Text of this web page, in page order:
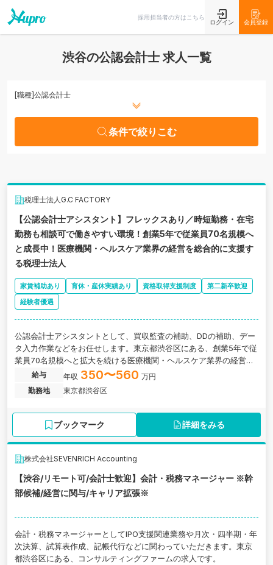
採用担当者の方はこちら
ログイン 会員登録
渋谷の公認会計士 求人一覧
[職種]公認会計士
条件で絞りこむ
税理士法人G.C FACTORY
【公認会計士アシスタント】フレックスあり／時短勤務・在宅
勤務も相談可で働きやすい環境！創業5年で従業員70名規模へ
と成長中！医療機関・ヘルスケア業界の経営を総合的に支援す
る税理士法人
家賃補助あり 育休・産休実績あり 資格取得支援制度
第二新卒歓迎
経験者優遇
公認会計士アシスタントとして、買収監査の補助、DDの補助、デー
タ入力作業などをお任せします。東京都渋谷区にある、創業5年で従
業員70名規模へと拡大を続ける医療機関・ヘルスケア業界の経営を
総合的に支援する税理士法人の求人です。
給与 年収 350〜560 万円
勤務地
東京都渋谷区
ブックマーク 詳細をみる
株式会社SEVENRICH Accounting
【渋谷/リモート可/会計士歓迎】会計・税務マネージャー ※幹
部候補/経営に関与/キャリア拡張※
会計・税務マネージャーとしてIPO支援関連業務や月次・四半期・年
次決算、試算表作成、記帳代行などに関わっていただきます。東京
都渋谷区にある、コンサルティングファームの求人です。